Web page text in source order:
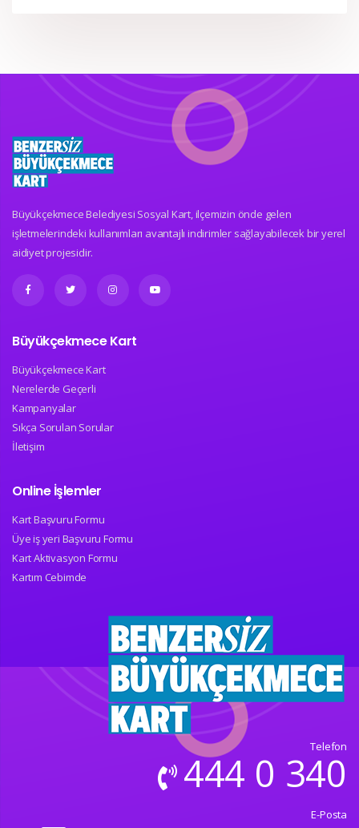
Büyükçekmece Belediyesi Sosyal Kart, ilçemizin önde gelen
işletmelerindeki kullanımları avantajlı indirimler sağlayabilecek bir yerel
aidiyet projesidir.
Büyükçekmece Kart
Büyükçekmece Kart
Nerelerde Geçerli
Kampanyalar
Sıkça Sorulan Sorular
İletişim
Online İşlemler
Kart Başvuru Formu
Üye iş yeri Başvuru Formu
Kart Aktivasyon Formu
Kartım Cebimde
Telefon
444 0 340
E-Posta